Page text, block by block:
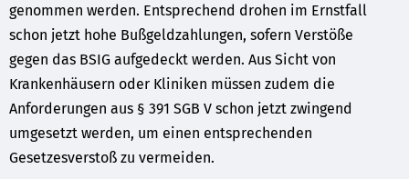
genommen werden. Entsprechend drohen im Ernstfall
schon jetzt hohe Bußgeldzahlungen, sofern Verstöße
gegen das BSIG aufgedeckt werden. Aus Sicht von
Krankenhäusern oder Kliniken müssen zudem die
Anforderungen aus § 391 SGB V schon jetzt zwingend
umgesetzt werden, um einen entsprechenden
Gesetzesverstoß zu vermeiden.